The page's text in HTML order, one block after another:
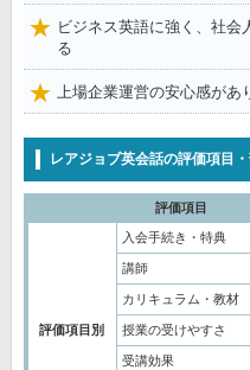
ビジネス英語に強く、社
る
上場企業運営の安心感が
レアジョブ英会話の評価項目
評価項目
評価項目別
入会手続き・特典
講師
カリキュラム・教材
授業の受けやすさ
受講効果